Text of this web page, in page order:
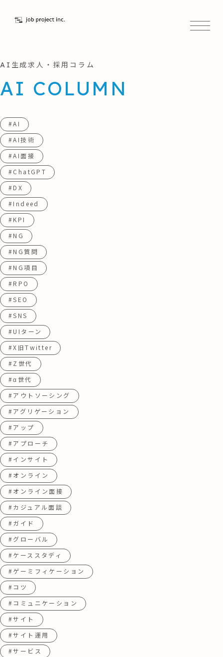
AI生成求人・採用コラム
AI COLUMN
#AI
#AI技術
#AI面接
#ChatGPT
#DX
#Indeed
#KPI
#NG
#NG質問
#NG項目
#RPO
#SEO
#SNS
#UIターン
#X旧Twitter
#Z世代
#α世代
#アウトソーシング
#アグリゲーション
#アップ
#アプローチ
#インサイト
#オンライン
#オンライン面接
#カジュアル面談
#ガイド
#グローバル
#ケーススタディ
#ゲーミフィケーション
#コツ
#コミュニケーション
#サイト
#サイト運用
#サービス